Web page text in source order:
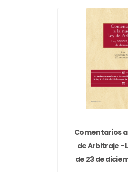
Comentarios
de Arbitraje -
de 23 de